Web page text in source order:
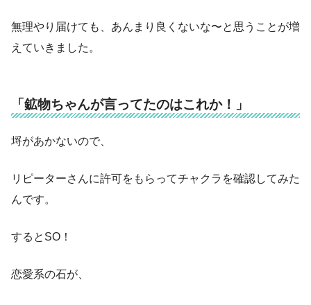
無理やり届けても、あんまり良くないな〜と思うことが増
えていきました。
「鉱物ちゃんが言ってたのはこれか！」
埒があかないので、
リピーターさんに許可をもらってチャクラを確認してみた
んです。
するとSO！
恋愛系の石が、